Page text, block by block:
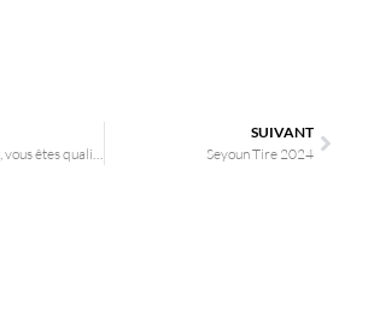
SUIVANT
Seyoun Tire 2024